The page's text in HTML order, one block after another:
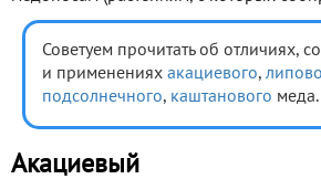
Советуем прочитать об отличиях,
и применениях акациевого,
подсолнечного, каштанового меда.
Акациевый